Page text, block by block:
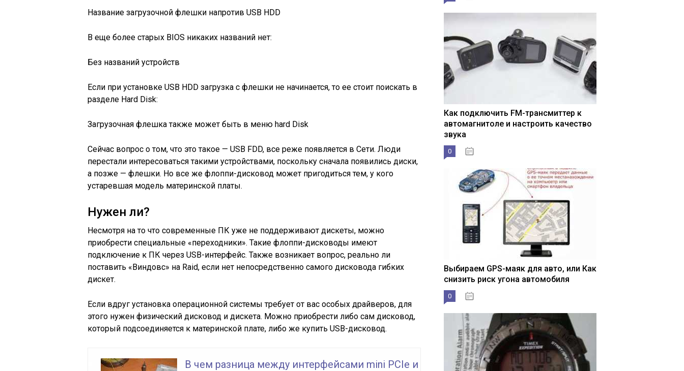
Название загрузочной флешки напротив USB HDD
В еще более старых BIOS никаких названий нет:
Без названий устройств
Если при установке USB HDD загрузка с флешки не начинается, то ее стоит поискать в
разделе Hard Disk:
Загрузочная флешка также может быть в меню hard Disk
Сейчас вопрос о том, что это такое — USB FDD, все реже появляется в Сети. Люди
перестали интересоваться такими устройствами, поскольку сначала появились диски,
а позже — флешки. Но все же флоппи-дисковод может пригодиться тем, у кого
устаревшая модель материнской платы.
Нужен ли?
Несмотря на то что современные ПК уже не поддерживают дискеты, можно
приобрести специальные «переходники». Такие флоппи-дисководы имеют
подключение к ПК через USB-интерфейс. Также возникает вопрос, реально ли
поставить «Виндовс» на Raid, если нет непосредственно самого дисковода гибких
дискет.
Если вдруг установка операционной системы требует от вас особых драйверов, для
этого нужен физический дисковод и дискета. Можно приобрести либо сам дисковод,
который подсоединяется к материнской плате, либо же купить USB-дисковод.
В чем разница между интерфейсами mini PCIe и
Как подключить FM-трансмиттер к
автомагнитоле и настроить качество
звука
0
Выбираем GPS-маяк для авто, или Как
снизить риск угона автомобиля
0